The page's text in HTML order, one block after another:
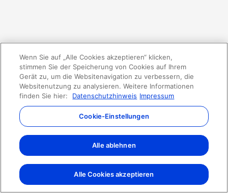
Wenn Sie auf „Alle Cookies akzeptieren“ klicken,
stimmen Sie der Speicherung von Cookies auf Ihrem
Gerät zu, um die Websitenavigation zu verbessern, die
Websitenutzung zu analysieren. Weitere Informationen
finden Sie hier:
Datenschutzhinweis Impressum
Cookie-Einstellungen
Alle ablehnen
Alle Cookies akzeptieren